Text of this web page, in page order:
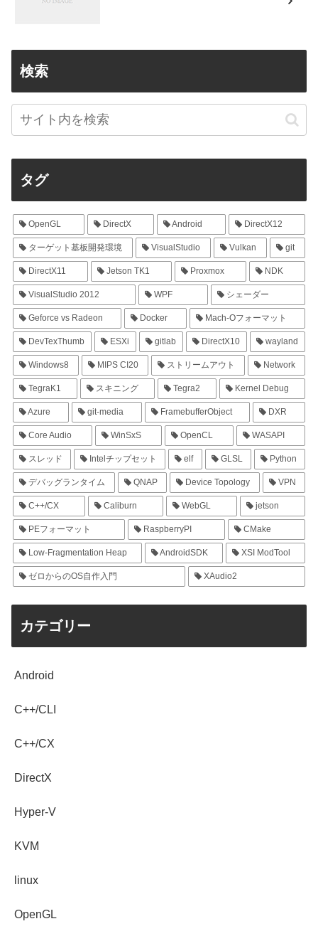
検索
タグ
OpenGL DirectX Android DirectX12
ターゲット基板開発環境 VisualStudio Vulkan git
DirectX11 Jetson TK1 Proxmox NDK
VisualStudio 2012 WPF シェーダー
Geforce vs Radeon Docker Mach-Oフォーマット
DevTexThumb ESXi gitlab DirectX10 wayland
Windows8 MIPS CI20 ストリームアウト Network
TegraK1 スキニング Tegra2 Kernel Debug
Azure git-media FramebufferObject DXR
Core Audio WinSxS OpenCL WASAPI
スレッド Intelチップセット elf GLSL Python
デバッグランタイム QNAP Device Topology VPN
C++/CX Caliburn WebGL jetson
PEフォーマット RaspberryPI CMake
Low-Fragmentation Heap AndroidSDK XSI ModTool
ゼロからのOS自作入門 XAudio2
カテゴリー
Android
C++/CLI
C++/CX
DirectX
Hyper-V
KVM
linux
OpenGL